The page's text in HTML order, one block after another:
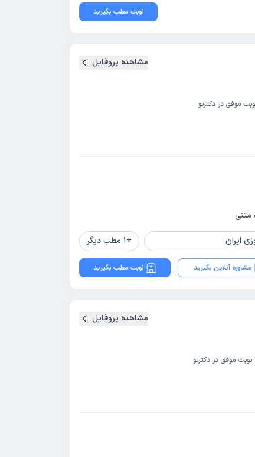
نوبت مطب بگیرید
موفق در دکترتو
مشاهده پروفایل
متنی
ایران +
1 مطب دیگر
مشاوره آنلاین بگیرید نوبت مطب بگیرید
نوبت موفق در دکترتو
مشاهده پروفایل